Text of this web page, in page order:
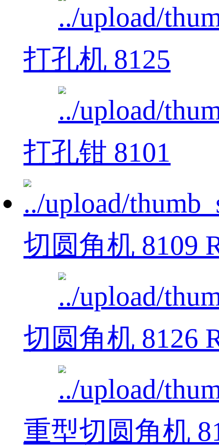
打孔机 8125
打孔钳 8101
切圆角机 8109
切圆角机 8126
重型切圆角机